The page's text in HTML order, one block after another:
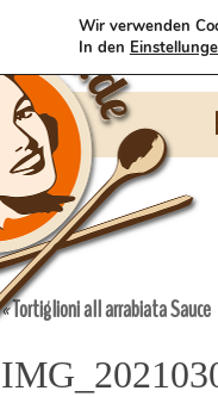
«Tortiglioni all arrabiata Sauce
Wir verwenden
In den